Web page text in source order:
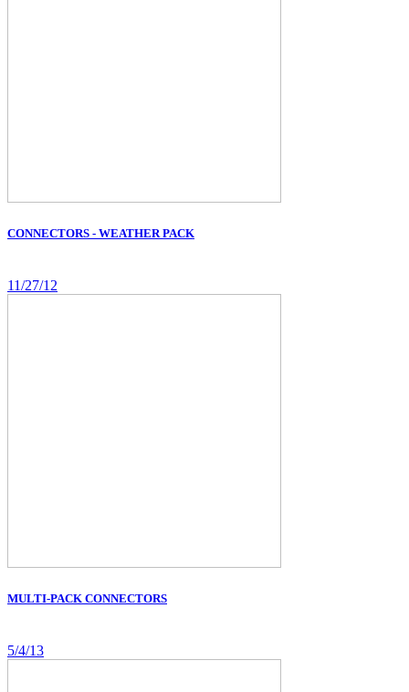
CONNECTORS - WEATHER PACK
11/27/12
MULTI-PACK CONNECTORS
5/4/13